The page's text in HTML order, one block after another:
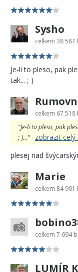
Sysho
celkem 38 587
Je-li to pleso, pak
tak... ;-)
celkem 67
"Je-li to pleso, pak
;-)..." - zobrazit
plesej nad
Marie
celkem 84
celkem 7 694
LUMÍR